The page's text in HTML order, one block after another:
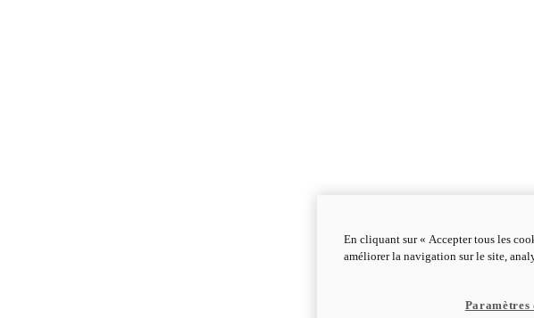
En cliquant sur « Accepter tous les
améliorer la navigation sur le site,
Paramètres